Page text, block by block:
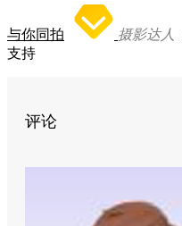
与你同拍 摄影达人
支持
评论